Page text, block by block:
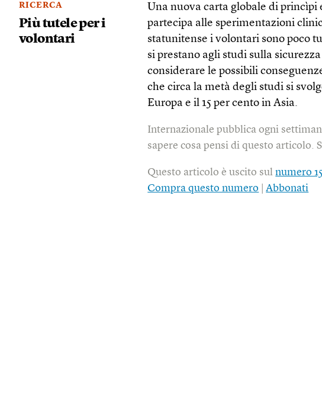
RICERCA
Più tutele per i
volontari
Una nuova carta globale di
partecipa alle sperimentazioni
statunitense i volontari sono poco
si prestano agli studi sulla
considerare le possibili
che circa la metà degli studi si
Europa e il 15 per cento in Asia.
Internazionale pubblica ogni
sapere cosa pensi di questo articolo.
Questo articolo è uscito sulnumero
Compra questo numero |Abbonati